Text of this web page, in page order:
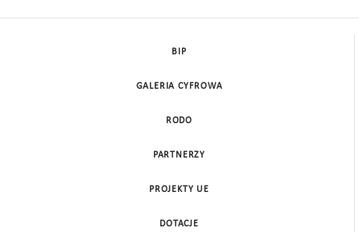
BIP
GALERIA CYFROWA
RODO
PARTNERZY
PROJEKTY UE
DOTACJE